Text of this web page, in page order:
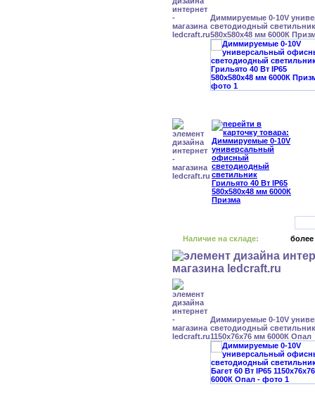
Диммируемые 0-10V
светодиодный
580x580x48 мм 6000К
Наличие на складе: более
Диммируемые 0-10V
светодиодный светильник
1150x76x76 мм 6000К Опал